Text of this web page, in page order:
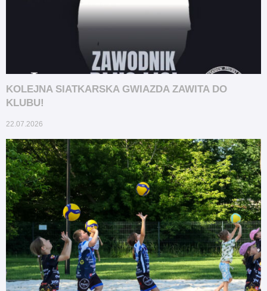
KOLEJNA SIATKARSKA GWIAZDA ZAWITA DO
KLUBU!
22.07.2026